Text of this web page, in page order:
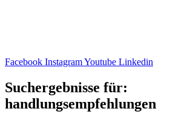
Facebook InstagramYoutube Linkedin
Suchergebnisse für:
handlungsempfehlungen